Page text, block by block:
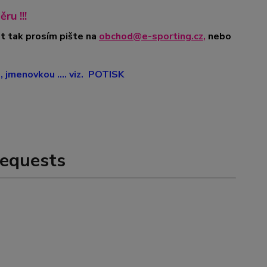
!!!
tak prosím pište na obchod@e-sporting.cz, nebo
.... viz. POTISK